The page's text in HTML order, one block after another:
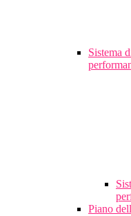
Sistema
Piano